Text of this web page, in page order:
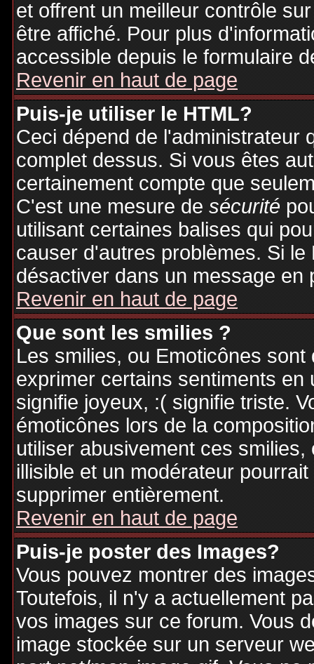
et offrent un meilleur contrôle
être affiché. Pour plus
accessible depuis le formulaire
Revenir en haut de page
Puis-je utiliser le HTML?
Ceci dépend de l'administrateur
complet dessus. Si vous êtes
certainement compte que
C'est une mesure desécurité
utilisant certaines balises qui
causer d'autres problèmes. Si
désactiver dans un message en
Revenir en haut de page
Que sont les smilies ?
Les smilies, ou Emoticônes
exprimer certains sentiments
signifie joyeux, :( signifie triste.
émoticônes lors de la
utiliser abusivement ces
illisible et un modérateur
supprimer entièrement.
Revenir en haut de page
Puis-je poster des Images?
Vous pouvez montrer des
Toutefois, il n'y a actuellement
vos images sur ce forum. Vous
image stockée sur un serveur